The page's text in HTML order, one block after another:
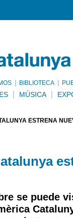
BIBLIOTECA
MÚSICA
ESTRENA
se puede